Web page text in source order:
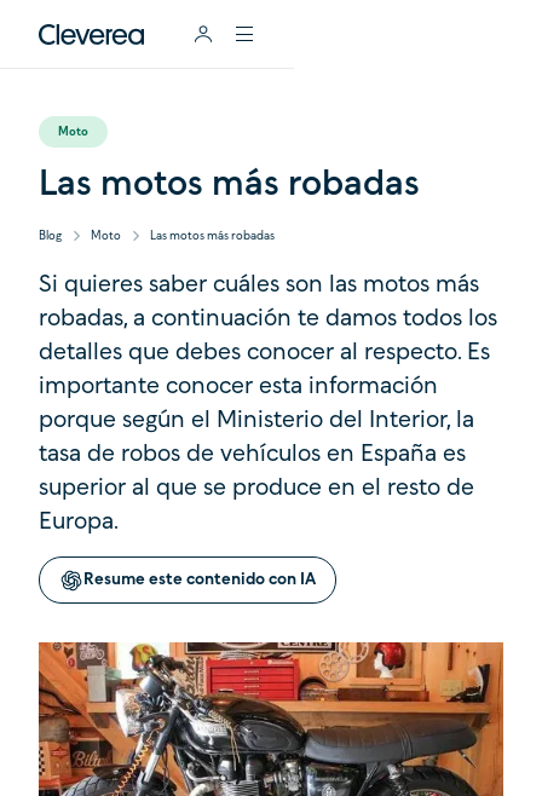
Moto
Las motos más robadas
Blog Moto Las motos más robadas
Si quieres saber cuáles son las motos más
robadas, a continuación te damos todos los
detalles que debes conocer al respecto. Es
importante conocer esta información
porque según el Ministerio del Interior, la
tasa de robos de vehículos en España es
superior al que se produce en el resto de
Europa.
Resume este contenido con IA